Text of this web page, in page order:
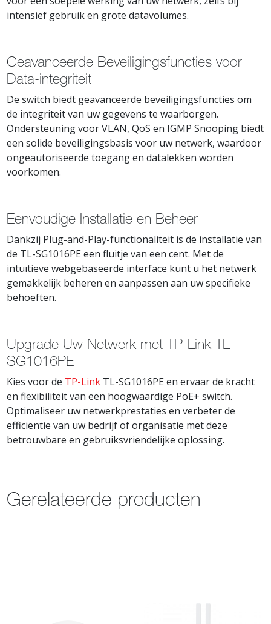
intensief gebruik en grote datavolumes.
Geavanceerde Beveiligingsfuncties voor
Data-integriteit
De switch biedt geavanceerde beveiligingsfuncties om
de integriteit van uw gegevens te waarborgen.
Ondersteuning voor VLAN, QoS en IGMP Snooping biedt
een solide beveiligingsbasis voor uw netwerk, waardoor
ongeautoriseerde toegang en datalekken worden
voorkomen.
Eenvoudige Installatie en Beheer
Dankzij Plug-and-Play-functionaliteit is de installatie van
de TL-SG1016PE een fluitje van een cent. Met de
intuïtieve webgebaseerde interface kunt u het netwerk
gemakkelijk beheren en aanpassen aan uw specifieke
behoeften.
Upgrade Uw Netwerk met TP-Link TL-
SG1016PE
Kies voor de TP-Link TL-SG1016PE en ervaar de kracht
en flexibiliteit van een hoogwaardige PoE+ switch.
Optimaliseer uw netwerkprestaties en verbeter de
efficiëntie van uw bedrijf of organisatie met deze
betrouwbare en gebruiksvriendelijke oplossing.
Gerelateerde producten